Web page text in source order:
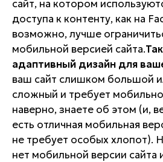
сайт, на котором
доступа к контенту, как на
возможно, лучше
мобильной версией сайта.
адаптивный дизайн для
ваш сайт слишком большой
сложный и требует
наверно, знаете об этом (и,
есть отличная мобильная
не требует особых хлопот).
нет мобильной версии сайта